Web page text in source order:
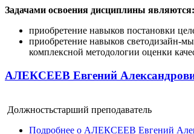
Задачами освоения дисциплины являются:
приобретение навыков постановки
приобретение навыков светодизайн-
комплексной методологии оценки
АЛЕКСЕЕВ Евгений
Должностьстарший преподаватель
Подробнее о АЛЕКСЕЕВ Евгений